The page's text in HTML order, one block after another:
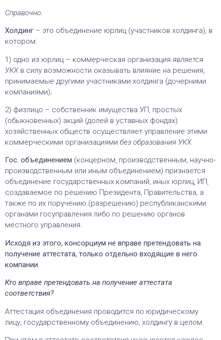
Справочно.
Холдинг – это объединение юрлиц (участников холдинга), в
котором:
1) одно из юрлиц – коммерческая организация является
УКХ в силу возможности оказывать влияние на решения,
принимаемые другими участниками холдинга (дочерними
компаниями);
2) физлицо – собственник имущества УП, простых
(обыкновенных) акций (долей в уставных фондах)
хозяйственных обществ осуществляет управление этими
коммерческими организациями без образования УКХ.
Гос. объединением (концерном, производственным, научно-
производственным или иным объединением) признается
объединение государственных компаний, иных юрлиц, ИП,
создаваемое по решению Президента, Правительства, а
также по их поручению (разрешению) республиканскими
органами госуправления либо по решению органов
местного управления.
Исходя из этого, консорциум не вправе претендовать на
получение аттестата, только отдельно входящие в него
компании.
Кто вправе претендовать на получение аттестата
соответствия?
Аттестация объединения проводится по юридическому
лицу, государственному объединению, холдингу в целом.